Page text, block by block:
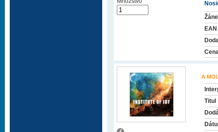
EAN
A
Titul